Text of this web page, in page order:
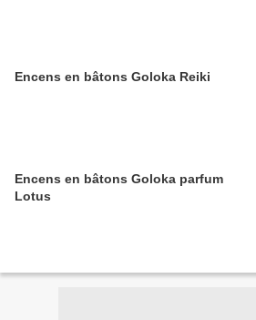
Encens en bâtons Goloka Reiki
Encens en bâtons Goloka parfum
Lotus